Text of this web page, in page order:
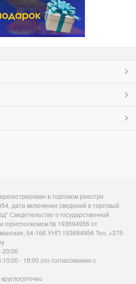
в торговом реестре
дата включения сведений в торговый
Свидетельство о государственной
горисполкомом № 193694956 от
54-166 УНП 193694956 Тел. +375-
20:00
- 18:00 (по согласованию с